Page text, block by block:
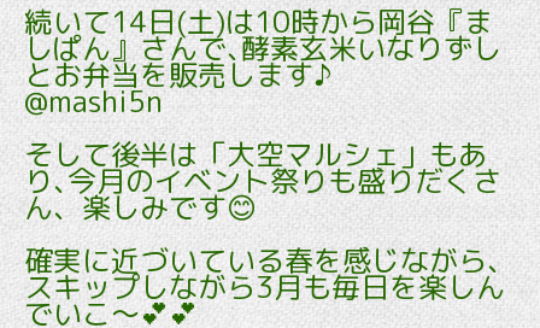
続いて14日(土)は10時から岡谷『ま
しぱん』さんで､酵素玄米いなりずし
とお弁当を販売します♪
@mashi5n
そして後半は「大空マルシェ」もあ
り､今月のイベント祭りも盛りだくさ
ん、楽しみです😊
確実に近づいている春を感じながら、
スキップしながら3月も毎日を楽しん
でいこ～💕💕